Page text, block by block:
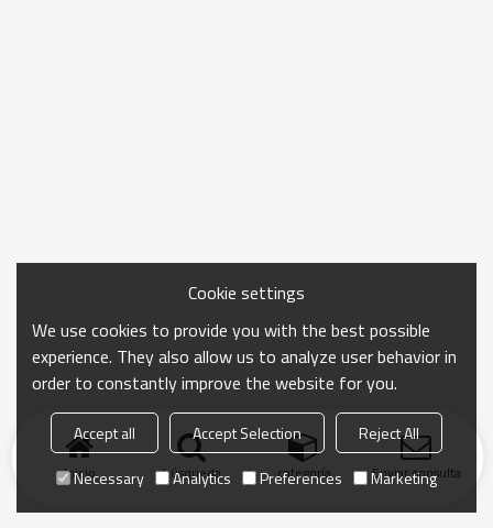
Inicio búsqueda categoría Enviar consulta
Cookie settings
We use cookies to provide you with the best possible
experience. They also allow us to analyze user behavior in
order to constantly improve the website for you.
Accept all Accept Selection
Reject All
Necessary
Analytics Preferences Marketing